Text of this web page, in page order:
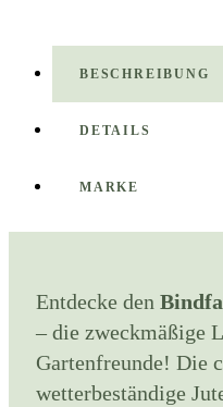
BESCHREIBUNG
DETAILS
MARKE
Entdecke den
– die zweckmäßige
Gartenfreunde! Die
wetterbeständige